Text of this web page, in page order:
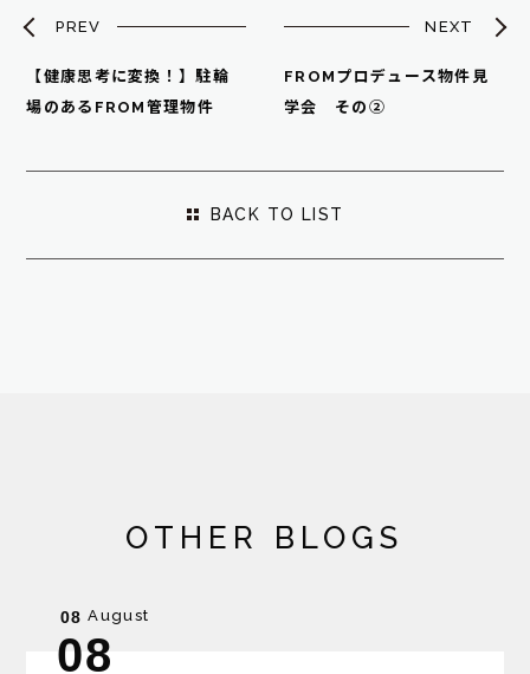
PREV
【健康思考に変換！】駐輪
場のあるFROM管理物件
NEXT
FROMプロデュース物件見
学会 その②
BACK TO LIST
OTHER BLOGS
08 August
08